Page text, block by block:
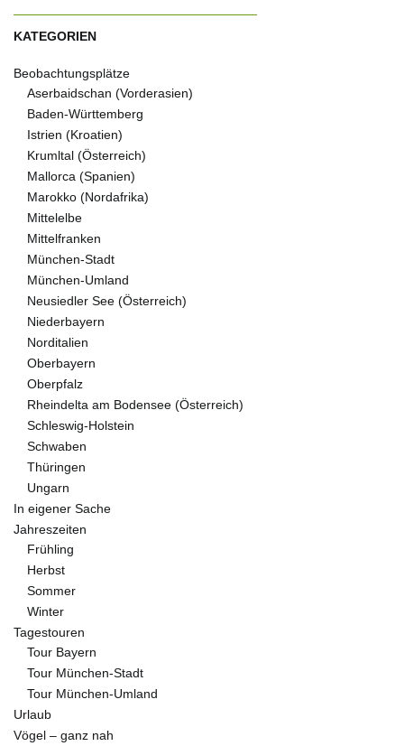
KATEGORIEN
Beobachtungsplätze
Aserbaidschan (Vorderasien)
Baden-Württemberg
Istrien (Kroatien)
Krumltal (Österreich)
Mallorca (Spanien)
Marokko (Nordafrika)
Mittelelbe
Mittelfranken
München-Stadt
München-Umland
Neusiedler See (Österreich)
Niederbayern
Norditalien
Oberbayern
Oberpfalz
Rheindelta am Bodensee (Österreich)
Schleswig-Holstein
Schwaben
Thüringen
Ungarn
In eigener Sache
Jahreszeiten
Frühling
Herbst
Sommer
Winter
Tagestouren
Tour Bayern
Tour München-Stadt
Tour München-Umland
Urlaub
Vögel – ganz nah